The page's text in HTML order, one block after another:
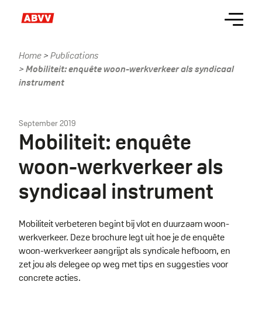
Menu
Kruimelpad
Home
Publications
Mobiliteit: enquête woon-werkverkeer als syndicaal
instrument
September 2019
Mobiliteit: enquête
woon-werkverkeer als
syndicaal instrument
Mobiliteit verbeteren begint bij vlot en duurzaam woon-
werkverkeer. Deze brochure legt uit hoe je de enquête
woon-werkverkeer aangrijpt als syndicale hefboom, en
zet jou als delegee op weg met tips en suggesties voor
concrete acties.